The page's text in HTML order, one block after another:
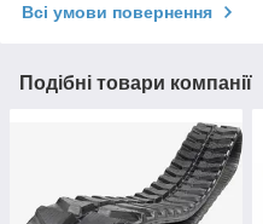
Всі умови повернення
Подібні товари компанії